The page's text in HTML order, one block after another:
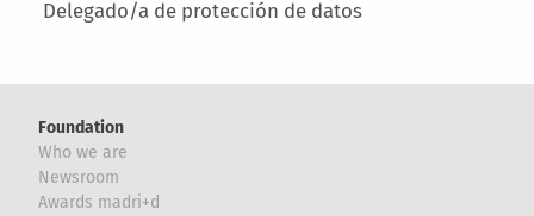
Delegado/a de protección de datos
Foundation
Who we are
Newsroom
Awards madri+d